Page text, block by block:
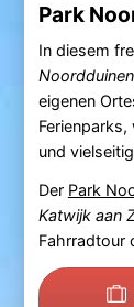
Park
In diesem
Noordduinen
eigenen
und
Der Park
Katwijk aan
Fahrradtour